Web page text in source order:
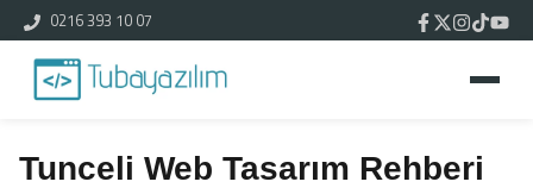
0216 393 10 07
Tunceli Web Tasarım Rehberi